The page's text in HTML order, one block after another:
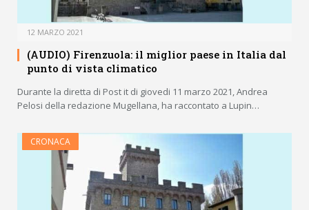
12 MARZO 2021
(AUDIO) Firenzuola: il miglior paese in Italia dal
punto di vista climatico
Durante la diretta di Post it di giovedi 11 marzo 2021, Andrea
Pelosi della redazione Mugellana, ha raccontato a Lupin…
CRONACA